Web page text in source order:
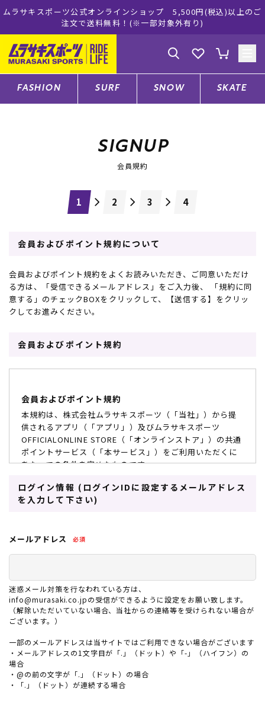
ーツ公式オンラインショップ 5,500円(税込)以上のご
注文で送料無料！(※一部対象外有り)
ムラサキス
ゲスト様
ログイン 会員登録
ファッションTOP
サーフTOP
スノーTOP
スケートTOP
ブランド一覧
特集一覧
RIDE LIFE MAGAZINE一
スタッフスナップ
中古/アウトレット サー
中古/アウトレット スノ
会員ランク
店頭受取サービス
ギフトラッピング
アフターサポート
下取り保証について
店舗一覧
お問い合わせ
ムラサキスポーツ 公式アプリ
FASHION SURF SNOW SKATE
SIGNUP
会員規約
会員およびポイント規約について
会員およびポイント規約をよくお読みいただき、ご同意いただけ
る方は、「受信できるメールアドレス」をご入力後、 「規約に同
意する」のチェックBOXをクリックして、【送信する】をクリッ
クしてお進みください。
会員およびポイント規約
会員およびポイント規約
本規約は、株式会社ムラサキスポーツ（「当社」）から提
供されるアプリ（「アプリ」）及びムラサキスポーツ
OFFICIALONLINE STORE（「オンラインストア」）の共通
ポイントサービス（「本サービス」）をご利用いただくに
あたっての条件を定めたものです。
第1条 会員資格
会員とは、本規約に同意の上、所定の手続きにて会員登録
第2条 ご利用条件
1. 会員登録には、PC、スマートデバイスが必要です。
スにダウンロードし、会員登録を完了し、店舗でのバーコ
ードを提示することが可能なお客様のみご利用いただけま
す。
3. オンラインストアでの本サービスは、オンラインストア
用いただけます。
4. 本サービスの利用にかかる通信費用は、利用者が負担す
るものとします。
第3条 会員登録
ログイン情報 (ログインIDに設定するメールアドレス
を入力して下さい)
メールアドレス
迷惑メール対策を行なわれている方は、
info@murasaki.co.jpの受信ができるように設定をお願い致します。
（解除いただいていない場合、当社からの連絡等を受けられない場合が
ございます。）
一部のメールアドレスは当サイトではご利用できない場合がございます
・メールアドレスの1文字目が「.」（ドット）や「-」（ハイフン）の
場合
・@の前の文字が「.」（ドット）の場合
・「.」（ドット）が連続する場合